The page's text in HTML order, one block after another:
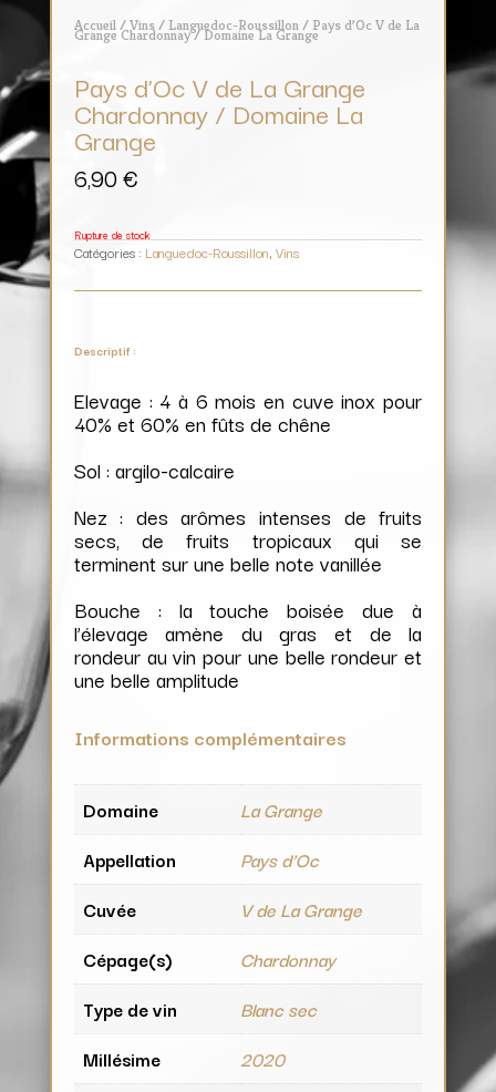
Accueil/Vins/Languedoc-Roussillon/ Pays d’Oc V de La
Grange Chardonnay / Domaine La Grange
Pays d’Oc V de La Grange
Chardonnay / Domaine La
Grange
6,90€
Rupture de stock
Catégories : Languedoc-Roussillon, Vins
Descriptif :
Elevage : 4 à 6 mois en cuve inox pour
40% et 60% en fûts de chêne
Sol : argilo-calcaire
Nez : des arômes intenses de fruits
secs, de fruits tropicaux qui se
terminent sur une belle note vanillée
Bouche : la touche boisée due à
l’élevage amène du gras et de la
rondeur au vin pour une belle rondeur et
une belle amplitude
Informations complémentaires
Domaine
La Grange
Appellation
Pays d'Oc
Cuvée
V de La Grange
Cépage(s)
Chardonnay
Type de vin
Blanc sec
Millésime
2020